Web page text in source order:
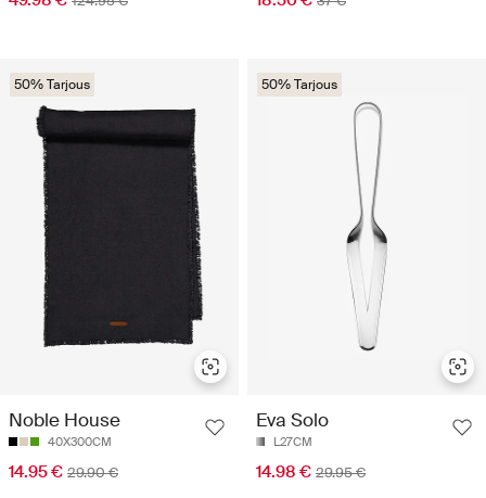
50% Tarjous
Noble House
40X300CM
14.95 € 29.90 €
50% Tarjous
Eva Solo
L27CM
14.98 € 29.95 €